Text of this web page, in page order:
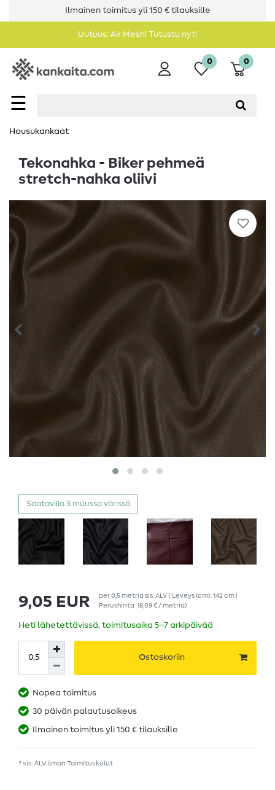
Ilmainen toimitus yli 150 € tilauksille
Uutuus: Air Mesh! Tutustu nyt!
☰
0 0
Housukankaat
Tekonahka - Biker pehmeä
stretch-nahka oliivi
Saatavilla 3 muussa värissä
9,05 EUR per0,5 metriäsis. ALV( Leveys (cm): 142 cm |
Perushinta 18,09 € / metriä)
Heti lähetettävissä, toimitusaika 5–7 arkipäivää
Ostoskoriin
Nopea toimitus
30 päivän palautusoikeus
Ilmainen toimitus yli 150 € tilauksille
* sis. ALV ilman Toimituskulut